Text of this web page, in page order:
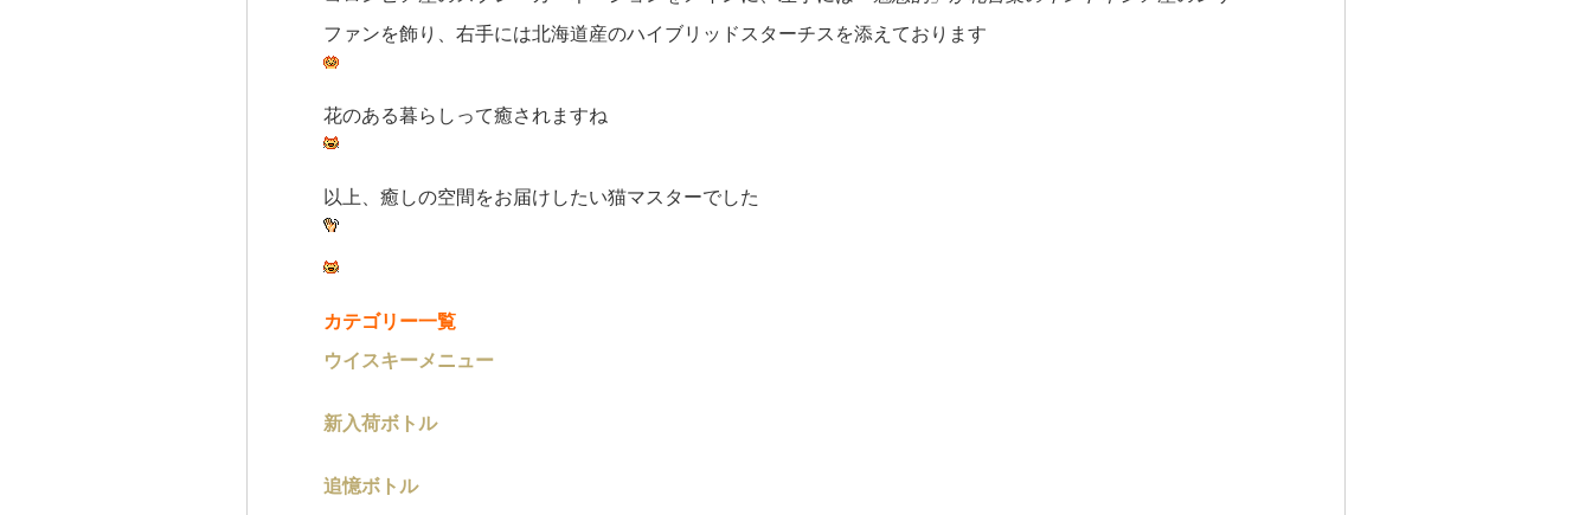
ファンを飾り、右手には北海道産のハイブリッドスターチスを添えております
花のある暮らしって癒されますね
以上、癒しの空間をお届けしたい猫マスターでした
カテゴリー一覧
ウイスキーメニュー
新入荷ボトル
追憶ボトル